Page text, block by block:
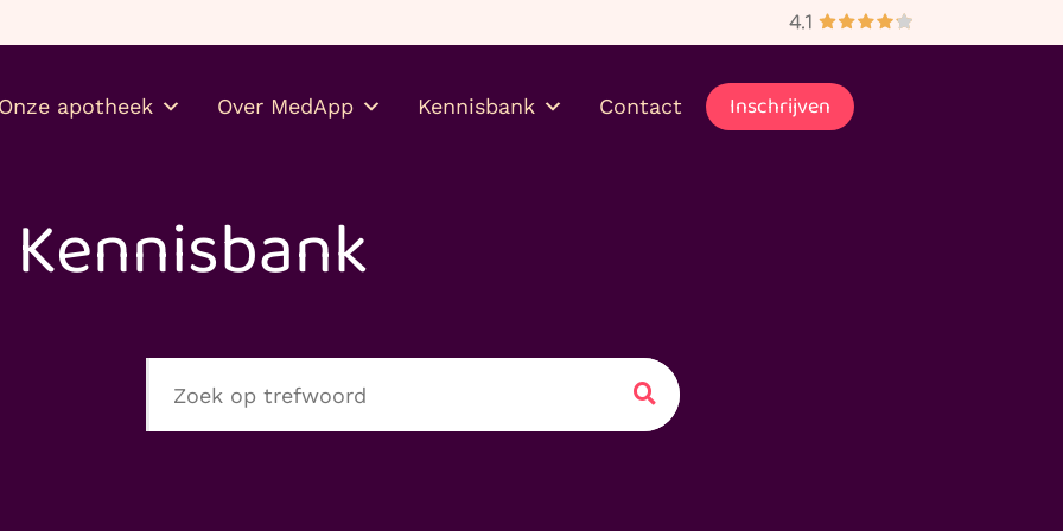
Onze apotheek Over MedApp Kennisbank Contact Inschrijven
Kennisbank